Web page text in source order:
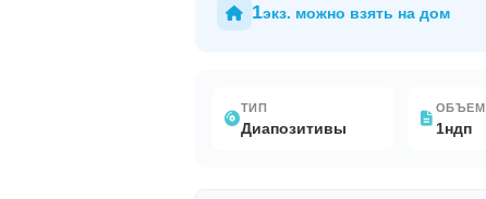
1экз. можно взять на дом
ТИП
Диапозитивы
ОБЪЕМ
1ндп